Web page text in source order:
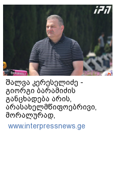
შალვა კერესელიძე -
გიორგი ბარამიძის
განცხადება არის,
არასახელმწიფოებრივი,
მორალურად,
პოლიტიკურად და
ადამიანურად არასწორი იმ
www.interpressnews.ge